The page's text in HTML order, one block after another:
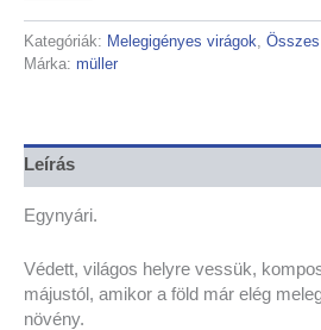
Kategóriák: Melegigényes virágok
Márka: müller
Leírás
Egynyári.
Védett, világos helyre vessük,
májustól, amikor a föld már elég
növény.